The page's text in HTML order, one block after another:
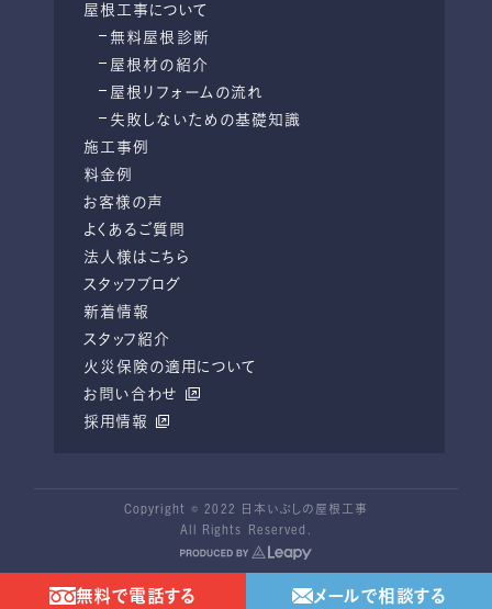
無料で電話する メールで相談する
屋根工事について
無料屋根診断
屋根材の紹介
屋根リフォームの流れ
失敗しないための基礎知識
施工事例
料金例
お客様の声
よくあるご質問
法人様はこちら
スタッフブログ
新着情報
スタッフ紹介
火災保険の適用について
お問い合わせ
採用情報
Copyright © 2022 日本いぶしの屋根工事
All Rights Reserved.